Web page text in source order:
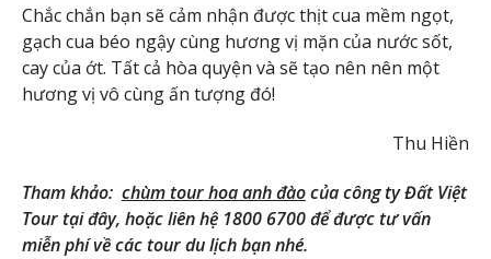
Chắc chắn bạn sẽ cảm nhận được thịt cua mềm ngọt,
gạch cua béo ngậy cùng hương vị mặn của nước sốt,
cay của ớt. Tất cả hòa quyện và sẽ tạo nên nên một
hương vị vô cùng ấn tượng đó!
Thu Hiền
Tham khảo: chùm tour hoa anh đàocủa công ty Đất Việt
Tour tại đây, hoặc liên hệ 1800 6700 để được tư vấn
miễn phí về các tour du lịch bạn nhé.